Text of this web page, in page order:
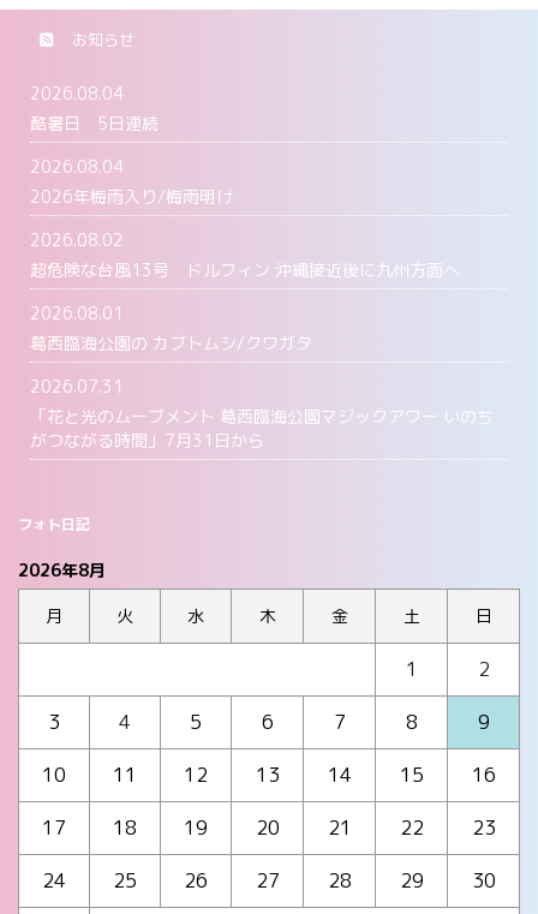
お知らせ
2026.08.04
酷暑日 5日連続
2026.08.04
2026年梅雨入り/梅雨明け
2026.08.02
超危険な台風13号 ドルフィン 沖縄接近後に九州方面へ
2026.08.01
葛西臨海公園の カブトムシ/クワガタ
2026.07.31
「花と光のムーブメント 葛西臨海公園マジックアワー いのち
がつながる時間」7月31日から
フォト日記
2026年8月
月
火 水 木 金 土 日
1
2
3
4 5 6 7 8
9
10
11 12 13 14 15
16
17
18 19 20 21 22
23
24
25 26 27 28 29
30